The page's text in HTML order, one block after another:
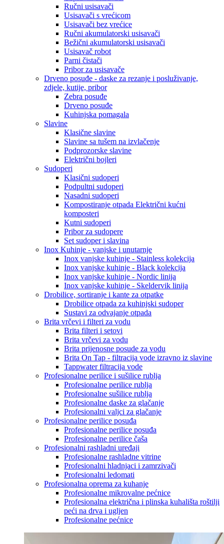
Ručni usisavači
Usisavači s vrećicom
Usisavači bez vrećice
Ručni akumulatorski usisavači
Bežični akumulatorski usisavači
Usisavač robot
Parni čistači
Pribor za usisavače
Drveno posuđe - daske za rezanje i posluživanje,
zdjele, kutije, pribor
Zebra posuđe
Drveno posuđe
Kuhinjska pomagala
Slavine
Klasične slavine
Slavine sa tušem na izvlačenje
Podprozorske slavine
Električni bojleri
Sudoperi
Klasični sudoperi
Podpultni sudoperi
Nasadni sudoperi
Kompostiranje otpada Električni kućni
komposteri
Kutni sudoperi
Pribor za sudopere
Set sudoper i slavina
Inox Kuhinje - vanjske i unutarnje
Inox vanjske kuhinje - Stainless kolekcija
Inox vanjske kuhinje - Black kolekcija
Inox vanjske kuhinje - Nordic linija
Inox vanjske kuhinje - Skeldervik linija
Drobilice, sortiranje i kante za otpatke
Drobilice otpada za kuhinjski sudoper
Sustavi za odvajanje otpada
Brita vrčevi i filteri za vodu
Brita filteri i setovi
Brita vrčevi za vodu
Brita prijenosne posude za vodu
Brita On Tap - filtracija vode izravno iz slavine
Tappwater filtracija vode
Profesionalne perilice i sušilice rublja
Profesionalne perilice rublja
Profesionalne sušilice rublja
Profesionalne daske za glačanje
Profesionalni valjci za glačanje
Profesionalne perilice posuđa
Profesionalne perilice posuđa
Profesionalne perilice čaša
Profesionalni rashladni uređaji
Profesionalne rashladne vitrine
Profesionalni hladnjaci i zamrzivači
Profesionalni ledomati
Profesionalna oprema za kuhanje
Profesionalne mikrovalne pećnice
Profesionalna električna i plinska kuhališta roštilji
peći na drva i ugljen
Profesionalne pećnice